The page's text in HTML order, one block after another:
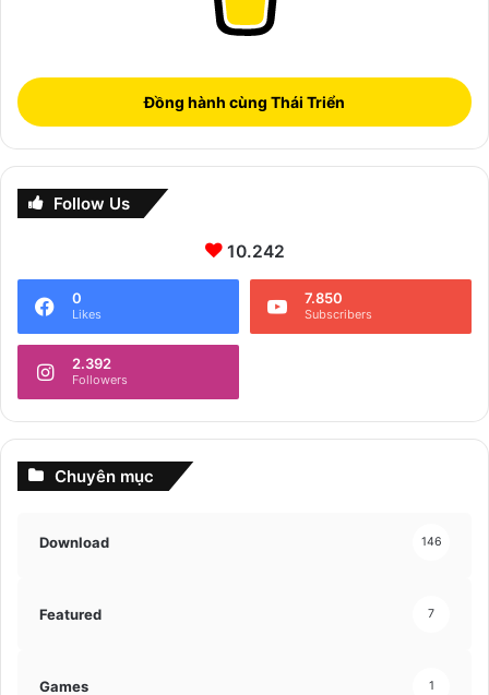
Đồng hành cùng Thái Triển
Follow Us
10.242
0
Likes
7.850
Subscribers
2.392
Followers
Chuyên mục
Download 146
Featured 7
Games 1